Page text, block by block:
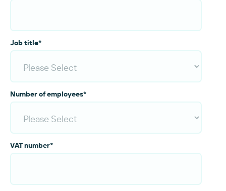
Job title*
Number of employees*
VAT number*